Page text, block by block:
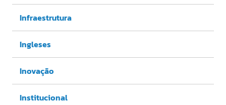
Infraestrutura
Ingleses
Inovação
Institucional